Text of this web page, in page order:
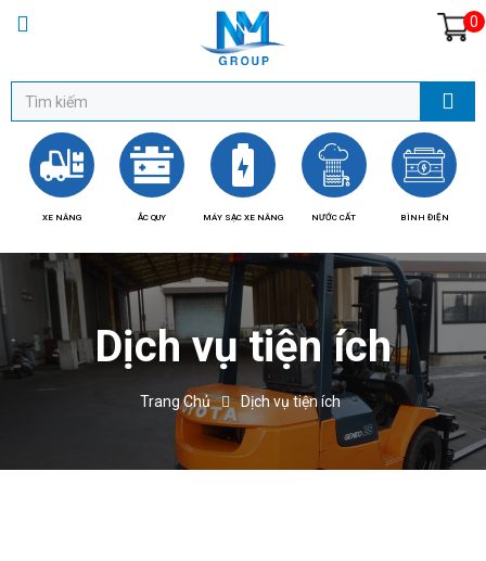
0
XE NÂNG ẮC QUY MÁY SẠC XE NÂNG NƯỚC CẤT BÌNH ĐIỆN
Dịch vụ tiện ích
Trang Chủ Dịch vụ tiện ích